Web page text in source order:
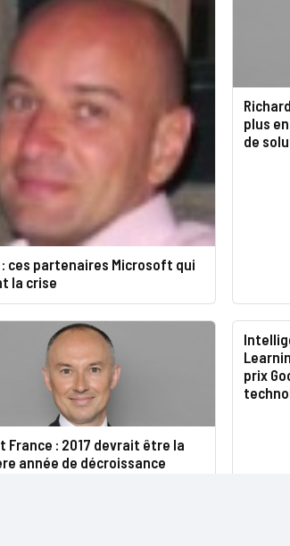
ces partenaires Microsoft qui
la crise
plus
de
France : 2017 devrait être la
année de décroissance
prix